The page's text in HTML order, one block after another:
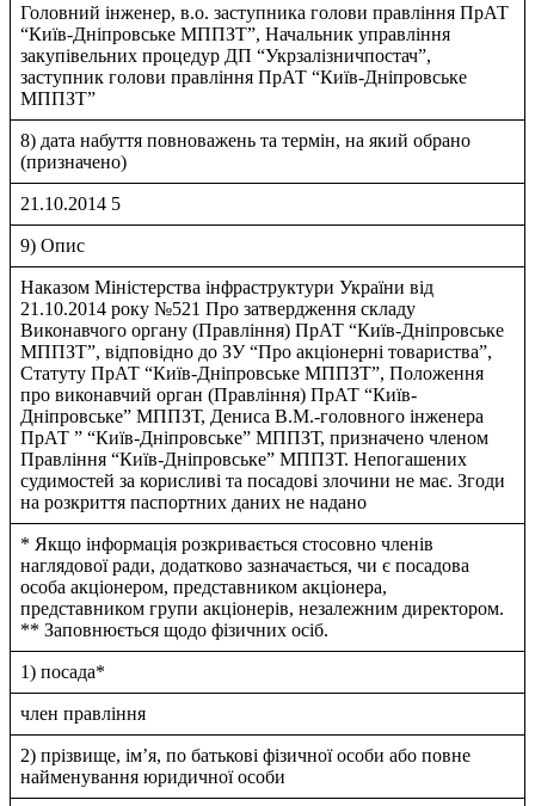
Головний iнженер, в.о. заступника голови правлiння ПрАТ
“Київ-Днiпровське МППЗТ”, Начальник управлiння
закупiвельних процедур ДП “Укрзалiзничпостач”,
заступник голови правлiння ПрАТ “Київ-Днiпровське
МППЗТ”
8) дата набуття повноважень та термін, на який обрано
(призначено)
21.10.2014 5
9) Опис
Наказом Мiнiстерства iнфраструктури України вiд
21.10.2014 року №521 Про затвердження складу
Виконавчого органу (Правлiння) ПрАТ “Київ-Днiпровське
МППЗТ”, вiдповiдно до ЗУ “Про акцiонернi товариства”,
Статуту ПрАТ “Київ-Днiпровське МППЗТ”, Положення
про виконавчий орган (Правлiння) ПрАТ “Київ-
Днiпровське” МППЗТ, Дениса В.М.-головного iнженера
ПрАТ ” “Київ-Днiпровське” МППЗТ, призначено членом
Правлiння “Київ-Днiпровське” МППЗТ. Непогашених
судимостей за корисливi та посадовi злочини не має. Згоди
на розкриття паспортних даних не надано
* Якщо інформація розкривається стосовно членів
наглядової ради, додатково зазначається, чи є посадова
особа акціонером, представником акціонера,
представником групи акціонерів, незалежним директором.
** Заповнюється щодо фізичних осіб.
1) посада*
член правлiння
2) прізвище, ім’я, по батькові фізичної особи або повне
найменування юридичної особи